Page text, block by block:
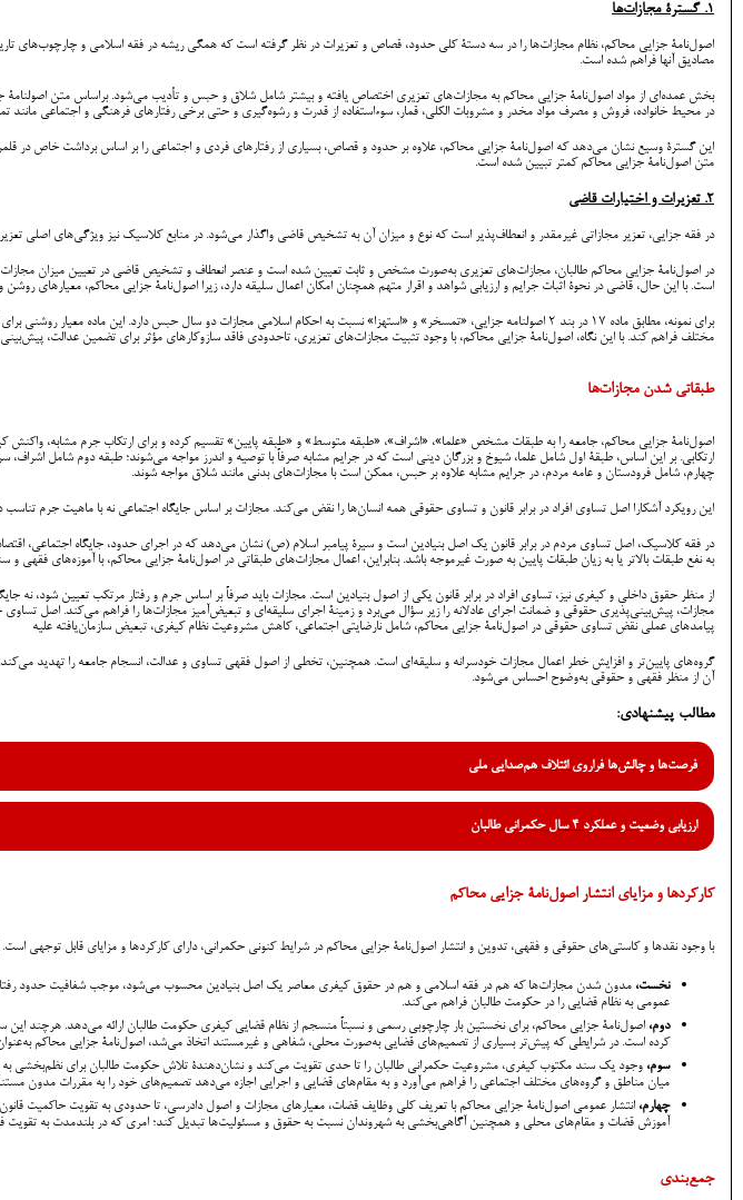
1. گسترۀ مجازات‌ها
اصول‌نامۀ جزایی محاکم، نظام مجازات‌ها را در سه دستۀ کلی حدود، قصاص و تعزیرات در نظر گرفته است که همگی ریشه در فقه اسلامی و چارچوب‌های
مصادیق آنها فراهم شده است.
بخش عمده‌ای از مواد اصول‌نامۀ جزایی محاکم به مجازات‌های تعزیری اختصاص یافته و بیشتر شامل شلاق و حبس و تأدیب می‌شود. براساس متن اصولنامۀ
در محیط خانواده، فروش و مصرف مواد مخدر و مشروبات الکلی، قمار، سوءاستفاده از قدرت و رشوه‌گیری و حتی برخی رفتارهای فرهنگی و اجتماعی مانند
این گسترۀ وسیع نشان می‌دهد که اصول‌نامۀ جزایی محاکم، علاوه بر حدود و قصاص، بسیاری از رفتارهای فردی و اجتماعی را بر اساس برداشت خاص در
متن اصول‌نامۀ جزایی محاکم کمتر تبیین شده است.
2. تعزیرات و اختیارات قاضی
در فقه جزایی، تعزیر مجازاتی غیرمقدر و انعطاف‌پذیر است که نوع و میزان آن به تشخیص قاضی واگذار می‌شود. در منابع کلاسیک نیز ویژگی‌های اصلی
در اصول‌نامۀ جزایی محاکم طالبان، مجازات‌های تعزیری به‌صورت مشخص و ثابت تعیین شده است و عنصر انعطاف و تشخیص قاضی در تعیین میزان
است. با این حال، قاضی در نحوۀ اثبات جرایم و ارزیابی شواهد و اقرار متهم همچنان امکان اعمال سلیقه دارد، زیرا اصول‌نامۀ جزایی محاکم، معیارهای روشن
برای نمونه، مطابق ماده ۱۷ در بند ۲ اصولنامه جزایی، «تمسخر» و «استهزا» نسبت به احکام اسلامی مجازات دو سال حبس دارد. این
مختلف فراهم کند. با این نگاه، اصول‌نامۀ جزایی محاکم، با وجود تثبیت مجازات‌های تعزیری، تاحدودی فاقد سازوکارهای مؤثر برای تضمین عدالت،
طبقاتی شدن مجازات‌ها
ارتکابی. بر این اساس، طبقۀ اول شامل علما، شیوخ و بزرگان دینی است که در جرایم مشابه صرفاً با توصیه و اندرز مواجه می‌شوند؛ طبقه دوم شامل
چهارم، شامل فرودستان و عامه مردم، در جرایم مشابه علاوه بر حبس، ممکن است با مجازات‌های بدنی مانند شلاق مواجه شوند.
این رویکرد آشکارا اصل تساوی افراد در برابر قانون و تساوی حقوقی همه انسان‌ها را نقض می‌کند. مجازات بر اساس جایگاه اجتماعی نه با ماهیت جرم تناسب
در فقه کلاسیک، اصل تساوی مردم در برابر قانون یک اصل بنیادین است و سیرۀ پیامبر اسلام (ص) نشان می‌دهد که در اجرای حدود، جایگاه اجتماعی،
به نفع طبقات بالاتر یا به زیان طبقات پایین به صورت غیرموجه باشد. بنابراین، اعمال مجازات‌های طبقاتی در اصول‌نامۀ جزایی محاکم، با آموزه‌های فقهی و
از منظر حقوق داخلی و کیفری نیز، تساوی افراد در برابر قانون یکی از اصول بنیادین است. مجازات باید صرفاً بر اساس جرم و رفتار مرتکب تعیین
مجازات، پیش‌بینی‌پذیری حقوقی و ضمانت اجرای عادلانه را زیر سؤال می‌برد و زمینۀ اجرای سلیقه‌ای و تبعیض‌آمیز مجازات‌ها را فراهم می‌کند. اصل تساوی
پیامدهای عملی نقض تساوی حقوقی در اصول‌نامۀ جزایی محاکم، شامل نارضایتی اجتماعی، کاهش مشروعیت نظام کیفری، تبعیض سازمان‌یافته علیه
گروه‌های پایین‌تر و افزایش خطر اعمال مجازات خودسرانه و سلیقه‌ای است. همچنین، تخطی از اصول فقهی تساوی و عدالت، انسجام جامعه را تهدید
آن از منظر فقهی و حقوقی به‌وضوح احساس می‌شود.
مطالب پیشنهادی:
فرصت‌ها و چالش‌ها فراروی ائتلاف هم‌صدایی ملی
ارزیابی وضعیت و عملکرد 4 سال حکمرانی طالبان
کارکردها و مزایای انتشار اصول‌نامۀ جزایی محاکم
با وجود نقدها و کاستی‌های حقوقی و فقهی، تدوین و انتشار اصول‌نامۀ جزایی محاکم در شرایط کنونی حکمرانی، دارای کارکردها و مزایای قابل
نخست، مدون شدن مجازات‌ها که هم در فقه اسلامی و هم در حقوق کیفری معاصر یک اصل بنیادین محسوب می‌شود، موجب شفافیت حدود
عمومی به نظام قضایی را در حکومت طالبان فراهم می‌کند.
دوم، اصول‌نامۀ جزایی محاکم، برای نخستین بار چارچوبی رسمی و نسبتاً منسجم از نظام قضایی کیفری حکومت طالبان ارائه می‌دهد. هرچند
کرده است. در شرایطی که پیش‌تر بسیاری از تصمیم‌های قضایی به‌صورت محلی، شفاهی و غیرمستند اتخاذ می‌شد، اصول‌نامۀ جزایی محاکم
سوم، وجود یک سند مکتوب کیفری، مشروعیت حکمرانی طالبان را تا حدی تقویت می‌کند و نشان‌دهندۀ تلاش حکومت طالبان برای نظم‌بخشی به
میان مناطق و گروه‌های مختلف اجتماعی را فراهم می‌آورد و به مقام‌های قضایی و اجرایی اجازه می‌دهد تصمیم‌های خود را به مقررات مدون
چهارم، انتشار عمومی اصول‌نامۀ جزایی محاکم با تعریف کلی وظایف قضات، معیارهای مجازات و اصول دادرسی، تا حدودی به تقویت حاکمیت
آموزش قضات و مقام‌های محلی و همچنین آگاهی‌بخشی به شهروندان نسبت به حقوق و مسئولیت‌ها تبدیل کند؛ امری که در بلندمدت به تقویت
جمع‌بندی